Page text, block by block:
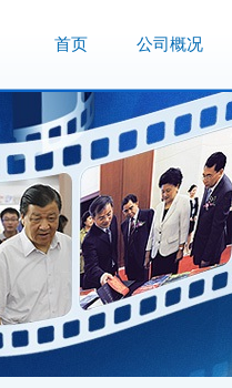
首页 公司概况